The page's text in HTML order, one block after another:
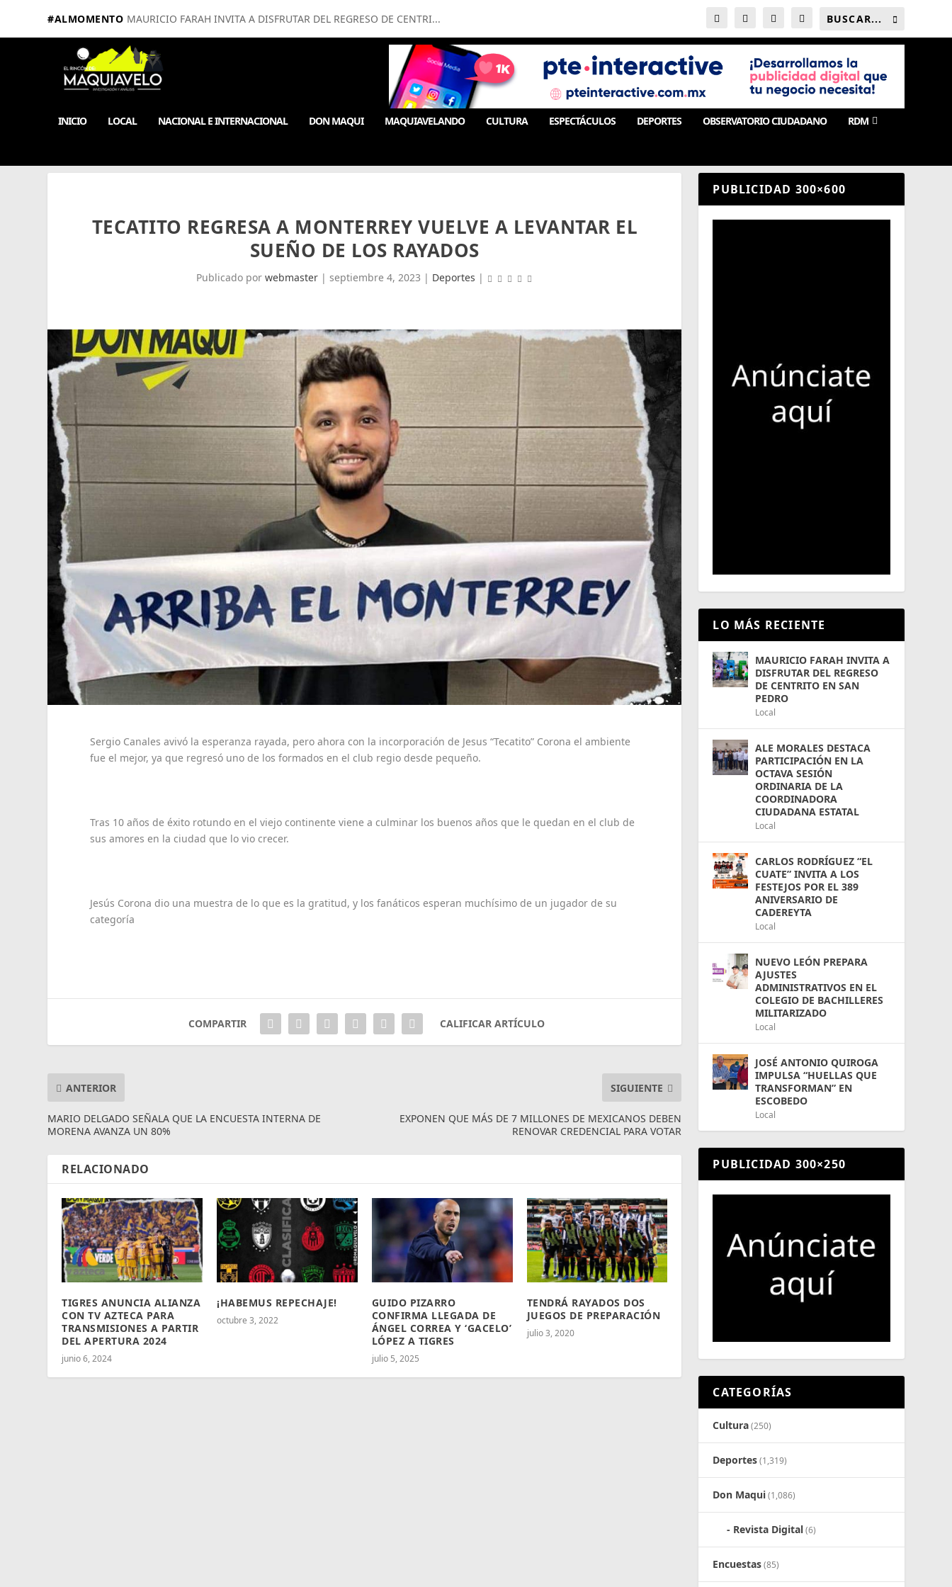
#ALMOMENTO MAURICIO FARAH INVITA A DISFRUTAR DEL REGRESO DE CENTRI...
INICIO LOCAL NACIONAL E INTERNACIONAL DON MAQUI MAQUIAVELANDO CULTURA ESPECTÁCULOS DEPORTES OBSERVATORIO CIUDADANO RDM
TECATITO REGRESA A MONTERREY VUELVE A LEVANTAR EL
SUEÑO DE LOS RAYADOS
Publicado por webmaster| septiembre 4, 2023 | Deportes |
Sergio Canales avivó la esperanza rayada, pero ahora con la incorporación de Jesus “Tecatito” Corona el ambiente
fue el mejor, ya que regresó uno de los formados en el club regio desde pequeño.
Tras 10 años de éxito rotundo en el viejo continente viene a culminar los buenos años que le quedan en el club de
sus amores en la ciudad que lo vio crecer.
Jesús Corona dio una muestra de lo que es la gratitud, y los fanáticos esperan muchísimo de un jugador de su
categoría
COMPARTIR CALIFICAR ARTÍCULO
ANTERIOR
MARIO DELGADO SEÑALA QUE LA ENCUESTA INTERNA DE
MORENA AVANZA UN 80%
SIGUIENTE
EXPONEN QUE MÁS DE 7 MILLONES DE MEXICANOS DEBEN
RENOVAR CREDENCIAL PARA VOTAR
RELACIONADO
TIGRES ANUNCIA ALIANZA
CON TV AZTECA PARA
TRANSMISIONES A PARTIR
DEL APERTURA 2024
junio 6, 2024
¡HABEMUS REPECHAJE!
octubre 3, 2022
GUIDO PIZARRO
CONFIRMA LLEGADA DE
ÁNGEL CORREA Y ‘GACELO’
LÓPEZ A TIGRES
julio 5, 2025
TENDRÁ RAYADOS DOS
JUEGOS DE PREPARACIÓN
julio 3, 2020
PUBLICIDAD 300×600
LO MÁS RECIENTE
MAURICIO FARAH INVITA A
DISFRUTAR DEL REGRESO
DE CENTRITO EN SAN
PEDRO
Local
ALE MORALES DESTACA
PARTICIPACIÓN EN LA
OCTAVA SESIÓN
ORDINARIA DE LA
COORDINADORA
CIUDADANA ESTATAL
Local
CARLOS RODRÍGUEZ “EL
CUATE” INVITA A LOS
FESTEJOS POR EL 389
ANIVERSARIO DE
CADEREYTA
Local
NUEVO LEÓN PREPARA
AJUSTES
ADMINISTRATIVOS EN EL
COLEGIO DE BACHILLERES
MILITARIZADO
Local
JOSÉ ANTONIO QUIROGA
IMPULSA “HUELLAS QUE
TRANSFORMAN” EN
ESCOBEDO
Local
PUBLICIDAD 300×250
CATEGORÍAS
Cultura(250)
Deportes(1,319)
Don Maqui(1,086)
Revista Digital(6)
Encuestas(85)